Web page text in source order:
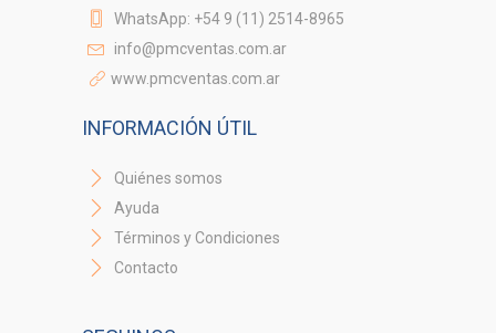
WhatsApp: +54 9 (11) 2514-8965
info@pmcventas.com.ar
www.pmcventas.com.ar
INFORMACIÓN ÚTIL
Quiénes somos
Ayuda
Términos y Condiciones
Contacto